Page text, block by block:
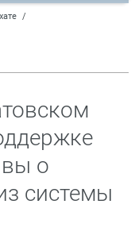
/
о
системы